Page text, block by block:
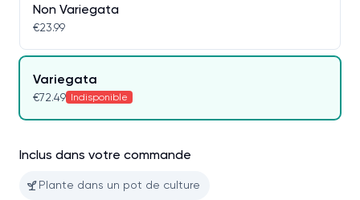
Non Variegata
€23.99
Variegata
€72.49 Indisponible
Inclus dans votre commande
Plante dans un pot de culture